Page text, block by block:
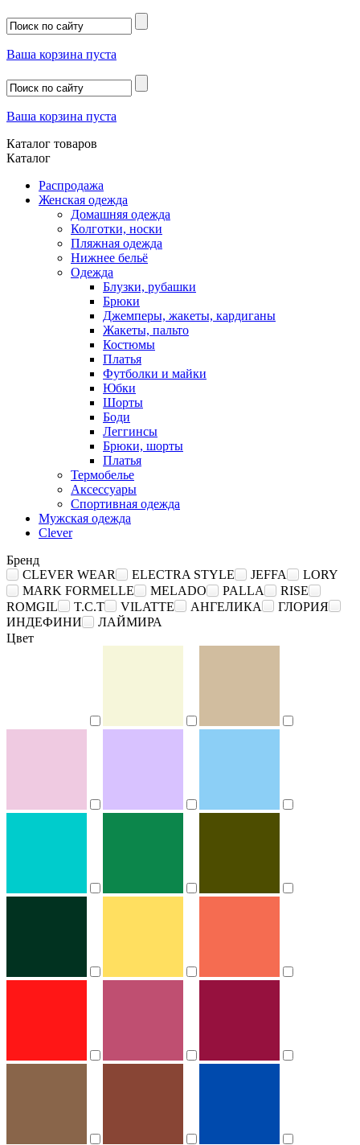
Ваша корзина пуста
Ваша корзина пуста
Каталог товаров
Каталог
Распродажа
Женская одежда
Домашняя одежда
Колготки, носки
Пляжная одежда
Нижнее бельё
Одежда
Блузки, рубашки
Брюки
Джемперы, жакеты, кардиганы
Жакеты, пальто
Костюмы
Платья
Футболки и майки
Юбки
Шорты
Боди
Леггинсы
Брюки, шорты
Платья
Термобелье
Аксессуары
Спортивная одежда
Мужская одежда
Clever
Бренд
CLEVER WEAR
ELECTRA STYLE JEFFA
LORY
MARK FORMELLE
MELADO PALLA
RISE
ROMGIL
T.C.T VILATTE АНГЕЛИКА
ГЛОРИЯ
ИНДЕФИНИ
ЛАЙМИРА
Цвет